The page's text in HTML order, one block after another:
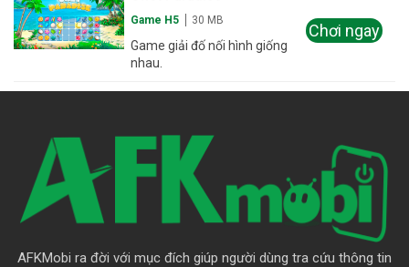
Game H5 30 MB
Game giải đố nối hình giống
nhau.
Chơi ngay
AFKMobi ra đời với mục đích giúp người dùng tra cứu thông tin